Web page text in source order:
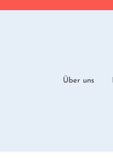
Über uns